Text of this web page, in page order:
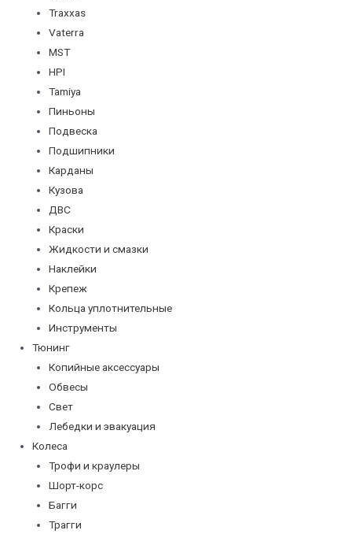
Traxxas
Vaterra
MST
HPI
Tamiya
Пиньоны
Подвеска
Подшипники
Карданы
Кузова
ДВС
Краски
Жидкости и смазки
Наклейки
Крепеж
Кольца уплотнительные
Инструменты
Тюнинг
Копийные аксессуары
Обвесы
Свет
Лебедки и эвакуация
Колеса
Трофи и краулеры
Шорт-корс
Багги
Трагги